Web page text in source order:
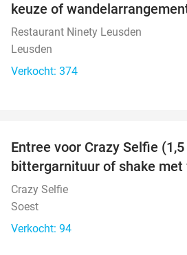
keuze of
Restaurant Ninety Leusden
Leusden
Verkocht: 374
Entree voor Crazy Selfie
bittergarnituur of shake
Crazy Selfie
Soest
Verkocht: 94